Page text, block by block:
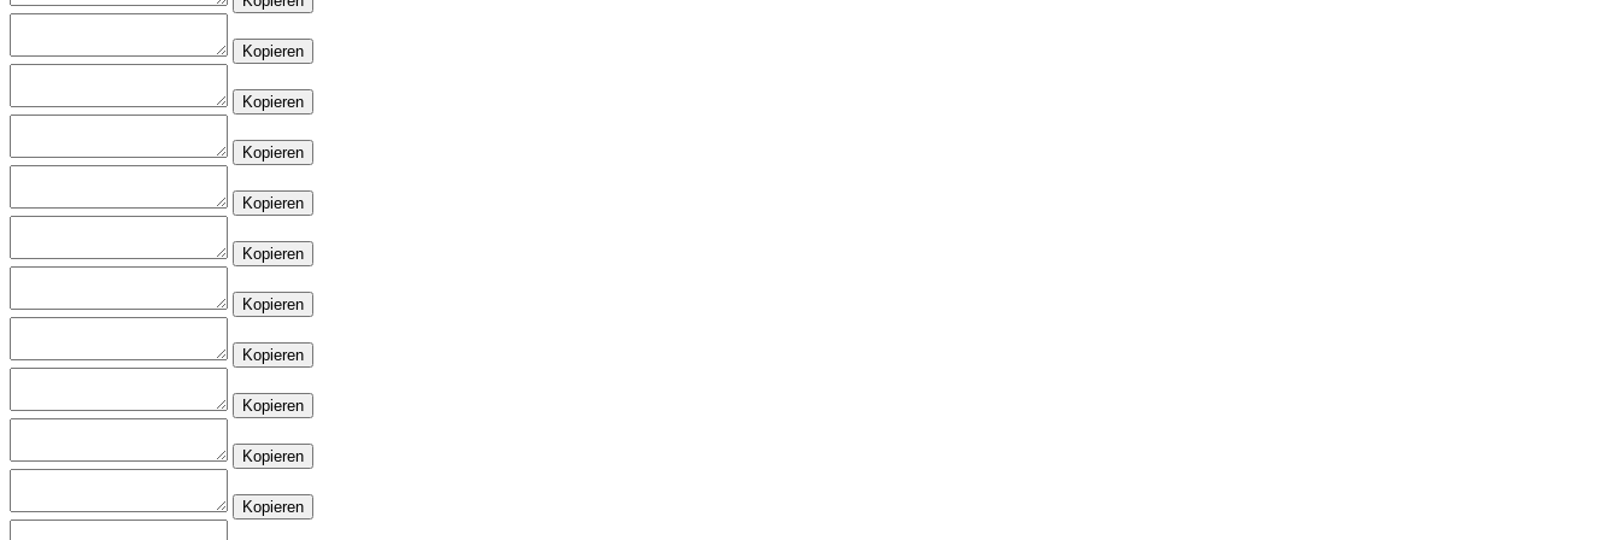
Kopieren
Kopieren
Kopieren
Kopieren
Kopieren
Kopieren
Kopieren
Kopieren
Kopieren
Kopieren